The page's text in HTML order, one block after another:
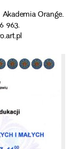
Orange.
963.